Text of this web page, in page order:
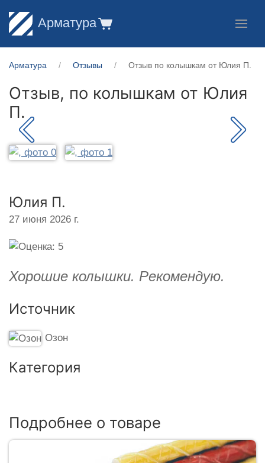
Арматура
Арматура Отзывы Отзыв по колышкам от Юлия П.
Отзыв, по колышкам от Юлия
П.
Юлия П.
27 июня 2026 г.
Хорошие колышки. Рекомендую.
Источник
Озон
Категория
Подробнее о товаре